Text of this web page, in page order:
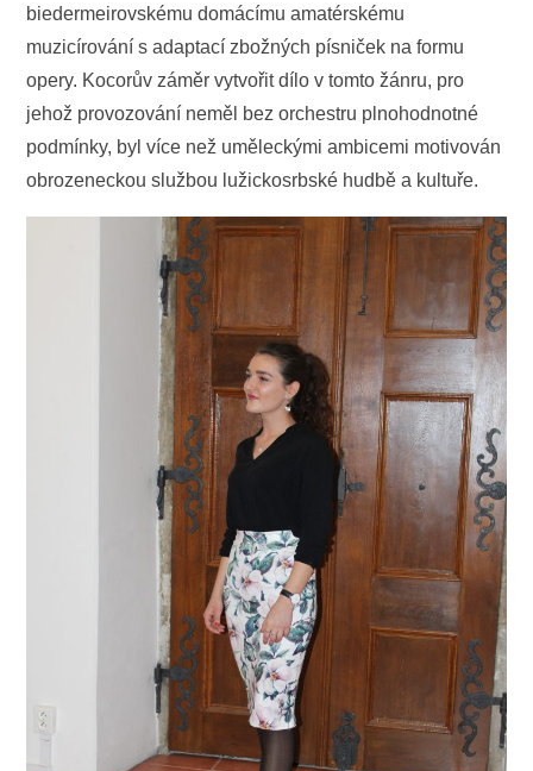
biedermeirovskému domácímu amatérskému
muzicírování s adaptací zbožných písniček na formu
opery. Kocorův záměr vytvořit dílo v tomto žánru, pro
jehož provozování neměl bez orchestru plnohodnotné
podmínky, byl více než uměleckými ambicemi motivován
obrozeneckou službou lužickosrbské hudbě a kultuře.